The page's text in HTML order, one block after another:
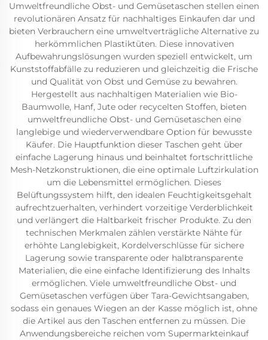
Umweltfreundliche Obst- und Gemüsetaschen stellen einen
revolutionären Ansatz für nachhaltiges Einkaufen dar und
bieten Verbrauchern eine umweltverträgliche Alternative zu
herkömmlichen Plastiktüten. Diese innovativen
Aufbewahrungslösungen wurden speziell entwickelt, um
Kunststoffabfälle zu reduzieren und gleichzeitig die Frische
und Qualität von Obst und Gemüse zu bewahren.
Hergestellt aus nachhaltigen Materialien wie Bio-
Baumwolle, Hanf, Jute oder recycelten Stoffen, bieten
umweltfreundliche Obst- und Gemüsetaschen eine
langlebige und wiederverwendbare Option für bewusste
Käufer. Die Hauptfunktion dieser Taschen geht über
einfache Lagerung hinaus und beinhaltet fortschrittliche
Mesh-Netzkonstruktionen, die eine optimale Luftzirkulation
um die Lebensmittel ermöglichen. Dieses
Belüftungssystem hilft, den idealen Feuchtigkeitsgehalt
aufrechtzuerhalten, verhindert vorzeitige Verderblichkeit
und verlängert die Haltbarkeit frischer Produkte. Zu den
technischen Merkmalen zählen verstärkte Nähte für
erhöhte Langlebigkeit, Kordelverschlüsse für sichere
Lagerung sowie transparente oder halbtransparente
Materialien, die eine einfache Identifizierung des Inhalts
ermöglichen. Viele umweltfreundliche Obst- und
Gemüsetaschen verfügen über Tara-Gewichtsangaben,
sodass ein genaues Wiegen an der Kasse möglich ist, ohne
die Artikel aus den Taschen entfernen zu müssen. Die
Anwendungsbereiche reichen vom Supermarkteinkauf